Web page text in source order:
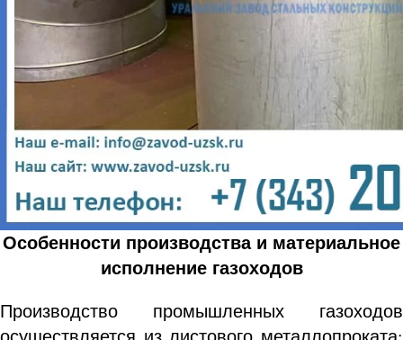
Особенности производства и материальное
исполнение газоходов
Производство промышленных газоходов